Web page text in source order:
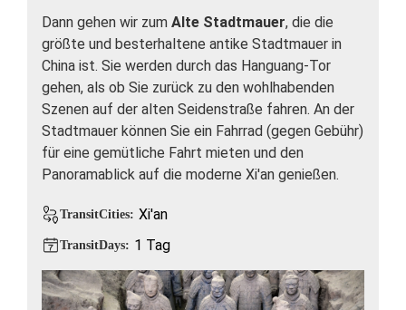
Dann gehen wir zum Alte Stadtmauer, die die
größte und besterhaltene antike Stadtmauer in
China ist. Sie werden durch das Hanguang-Tor
gehen, als ob Sie zurück zu den wohlhabenden
Szenen auf der alten Seidenstraße fahren. An der
Stadtmauer können Sie ein Fahrrad (gegen Gebühr)
für eine gemütliche Fahrt mieten und den
Panoramablick auf die moderne Xi'an genießen.
TransitCities: Xi'an
TransitDays: 1 Tag